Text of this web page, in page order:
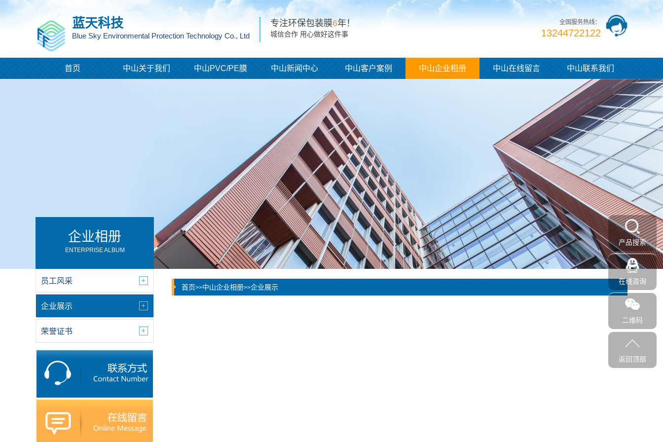
蓝天科技
Blue Sky Environmental Protection Technology Co., Ltd
专注环保包装膜6年！
城信合作 用心做好这件事
全国服务热线：
13244722122
首页 中山关于我们 中山PVC/PE膜 中山新闻中心 中山客户案例 中山企业相册 中山在线留言 中山联系我们
企业相册
ENTERPRISE ALBUM
员工风采
企业展示
荣誉证书
首页>>中山企业相册>>企业展示
产品搜索
在线咨询
二维码
返回顶部